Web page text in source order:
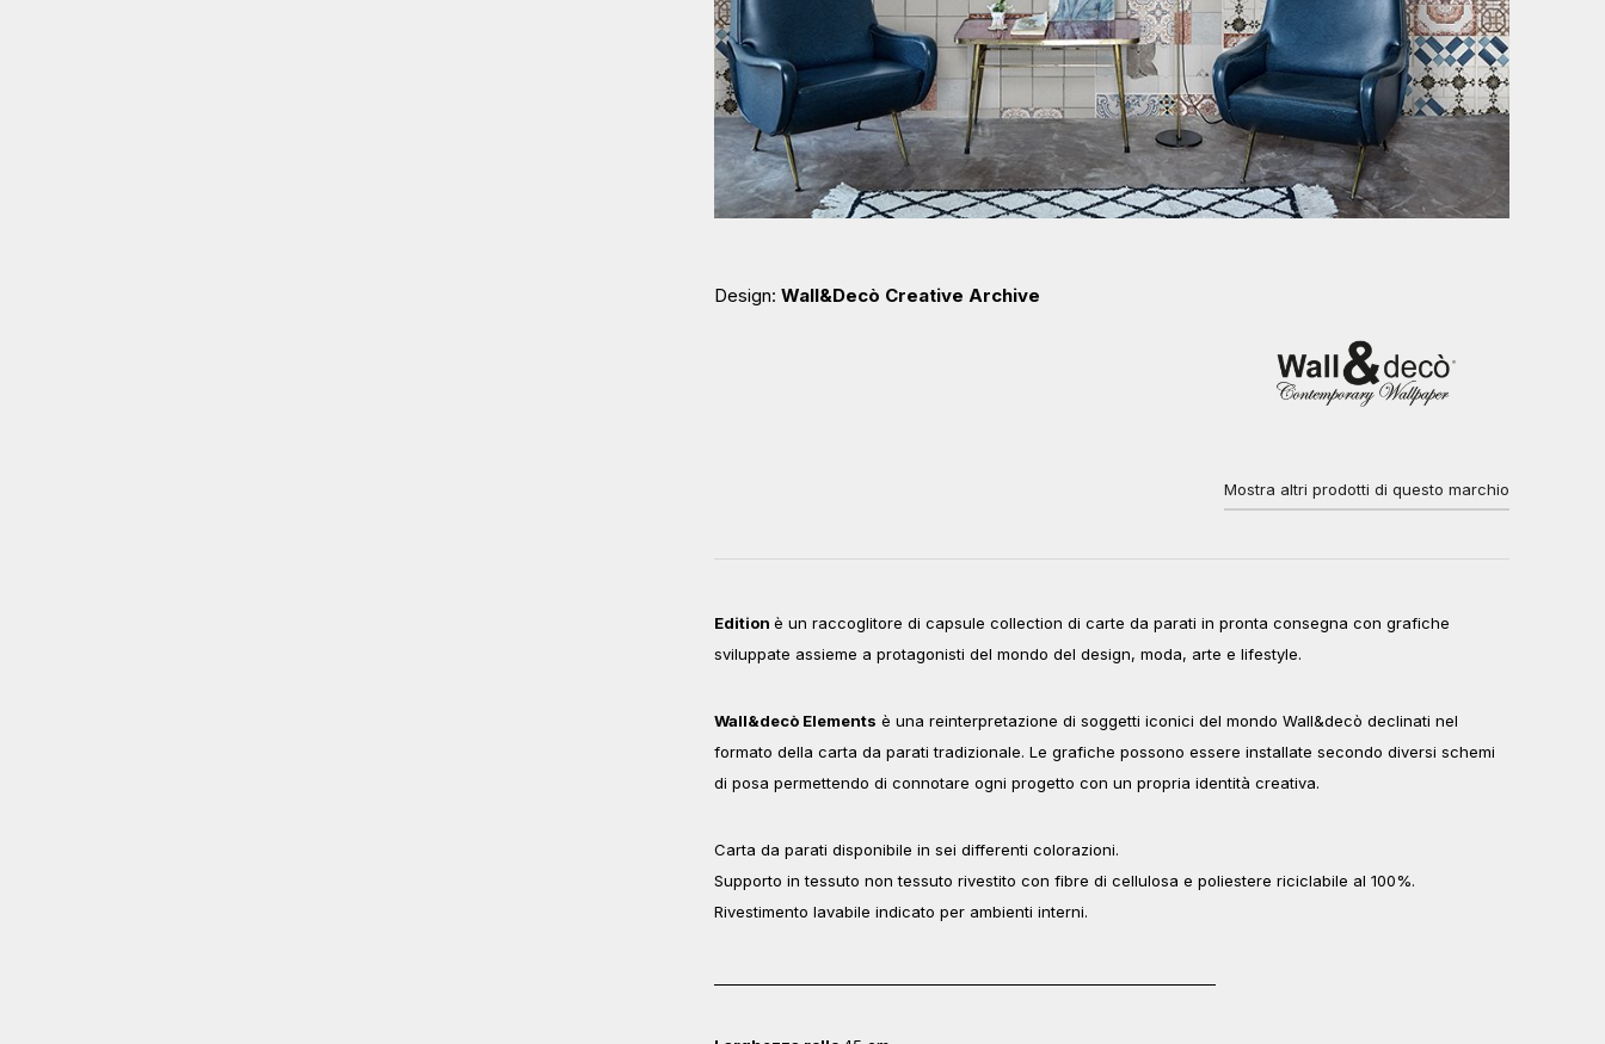
Design:Wall&Decò Creative Archive
Mostra altri prodotti di questo marchio
Editionè un raccoglitore di capsule collection di carte da parati in pronta consegna con grafiche
sviluppate assieme a protagonisti del mondo del design, moda, arte e lifestyle.
Wall&decò Elements è una reinterpretazione di soggetti iconici del mondo Wall&decò declinati nel
formato della carta da parati tradizionale. Le grafiche possono essere installate secondo diversi schemi
di posa permettendo di connotare ogni progetto con un propria identità creativa.
Carta da parati disponibile in sei differenti colorazioni.
Supporto in tessuto non tessuto rivestito con fibre di cellulosa e poliestere riciclabile al 100%.
Rivestimento lavabile indicato per ambienti interni.